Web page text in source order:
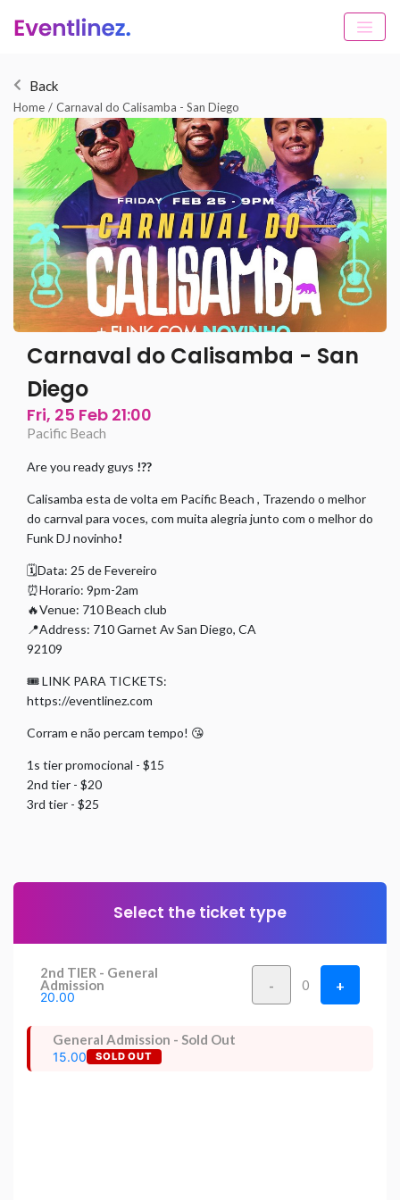
Back
Home / Carnaval do Calisamba - San Diego
Carnaval do Calisamba - San
Diego
Fri, 25 Feb 21:00
Pacific Beach
Are you ready guys !??
Calisamba esta de volta em Pacific Beach , Trazendo o melhor
do carnval para voces, com muita alegria junto com o melhor do
Funk DJ novinho!
🗓Data: 25 de Fevereiro
⏰Horario: 9pm-2am
🔥Venue: 710 Beach club
📍Address: 710 Garnet Av San Diego, CA
92109
🎟 LINK PARA TICKETS:
https://eventlinez.com
Corram e não percam tempo! 😘
1s tier promocional - $15
2nd tier - $20
3rd tier - $25
Select the ticket type
2nd TIER - General
Admission
20.00
- 0 +
General Admission - Sold Out
15.00 SOLD OUT